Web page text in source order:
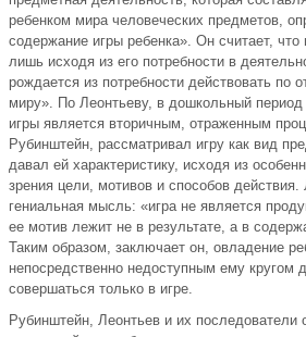
ребенком мира человеческих предметов,
содержание игры ребенка». Он считает, что
лишь исходя из его потребности в
рождается из потребности действовать по
миру». По Леонтьеву, в дошкольный период
игры является вторичным, отраженным
Рубинштейн, рассматривал игру как вид
давал ей характеристику, исходя из
зрения цели, мотивов и способов
гениальная мысль: «игра не является
ее мотив лежит не в результате, а в
Таким образом, заключает он, овладение
непосредственно недоступным ему кругом
совершаться только в игре.
Рубинштейн, Леонтьев и их последователи